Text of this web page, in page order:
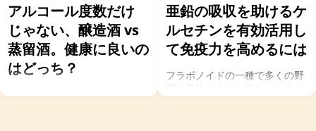
アルコール度数だけ
じゃない、醸造酒 vs
蒸留酒。健康に良いの
はどっち？
お酒を飲むこと自体が基本的に
亜鉛の吸収を助けるケ
ルセチンを有効活用し
て免疫力を高めるには
フラボノイドの一種で多くの野
菜や果物に含まれるケルセチ